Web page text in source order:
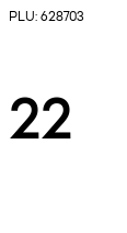
PLU: 628703
22